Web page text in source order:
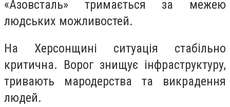
«Азовсталь» тримається за межею
людських можливостей.
На Херсонщині ситуація стабільно
критична. Ворог знищує інфраструктуру,
тривають мародерства та викрадення
людей.